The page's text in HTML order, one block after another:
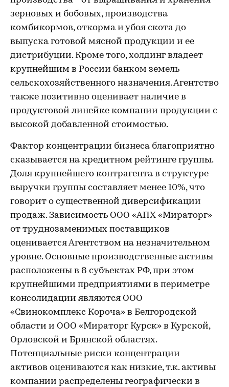
зерновых и бобовых, производства
комбикормов, откорма и убоя скота до
выпуска готовой мясной продукции и ее
дистрибуции. Кроме того, холдинг владеет
крупнейшим в России банком земель
сельскохозяйственного назначения. Агентство
также позитивно оценивает наличие в
продуктовой линейке компании продукции с
высокой добавленной стоимостью.
Фактор концентрации бизнеса благоприятно
сказывается на кредитном рейтинге группы.
Доля крупнейшего контрагента в структуре
выручки группы составляет менее 10%, что
говорит о существенной диверсификации
продаж. Зависимость ООО «АПХ «Мираторг»
от труднозаменимых поставщиков
оценивается Агентством на незначительном
уровне. Основные производственные активы
расположены в 8 субъектах РФ, при этом
крупнейшими предприятиями в периметре
консолидации являются ООО
«Свинокомплекс Короча» в Белгородской
области и ООО «Мираторг Курск» в Курской,
Орловской и Брянской областях.
Потенциальные риски концентрации
активов оцениваются как низкие, т.к. активы
компании распределены географически в